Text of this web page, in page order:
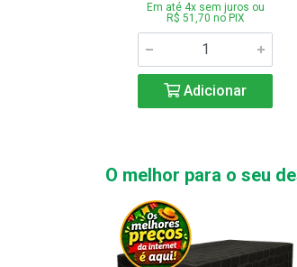
Em até 4x sem juros ou
R$ 51,70 no PIX
Adicionar
O melhor para o seu